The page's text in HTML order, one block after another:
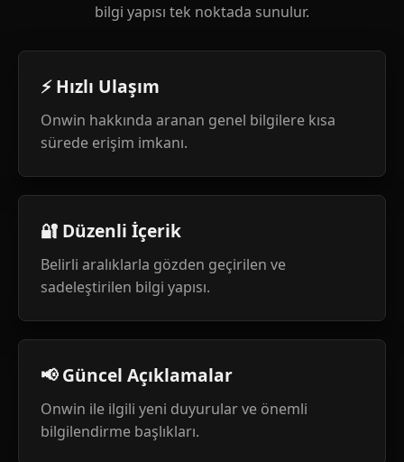
bilgi yapısı tek noktada sunulur.
⚡ Hızlı Ulaşım
Onwin hakkında aranan genel bilgilere kısa
sürede erişim imkanı.
🔐 Düzenli İçerik
Belirli aralıklarla gözden geçirilen ve
sadeleştirilen bilgi yapısı.
📢 Güncel Açıklamalar
Onwin ile ilgili yeni duyurular ve önemli
bilgilendirme başlıkları.